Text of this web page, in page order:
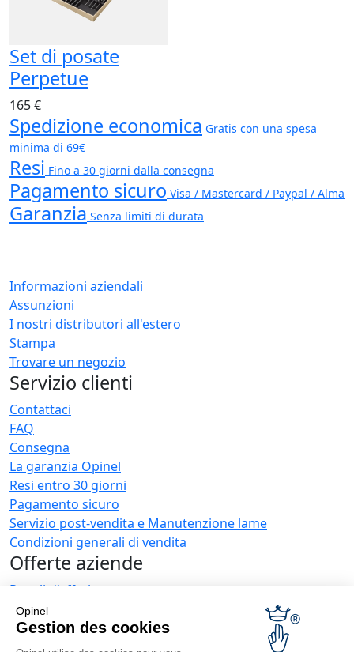
Opinel
Gestion des cookies
Set di posate
Perpetue
165 €
Spedizione economica Gratis con una spesa
minima di 69€
Resi Fino a 30 giorni dalla consegna
Pagamento sicuro Visa / Mastercard / Paypal / Alma
Garanzia Senza limiti di durata
Informazioni aziendali
Assunzioni
I nostri distributori all'estero
Stampa
Trovare un negozio
Servizio clienti
Contattaci
FAQ
Consegna
La garanzia Opinel
Resi entro 30 giorni
Pagamento sicuro
Servizio post-vendita e Manutenzione lame
Condizioni generali di vendita
Offerte aziende
Regali d'affari
Ristoratori
Novità Opinel